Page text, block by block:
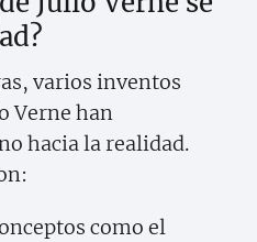
varios inventos
Verne han
hacia la realidad.
como el